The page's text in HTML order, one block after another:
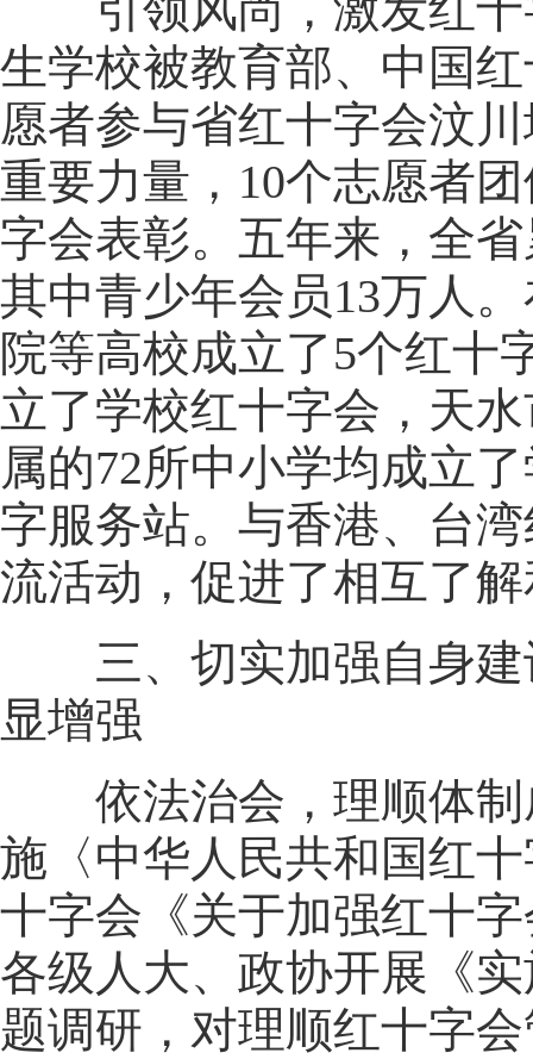
生学校被教育部、中国
愿者参与省红十字会汶
重要力量，10个志愿者
字会表彰。五年来，全
其中青少年会员13万人
院等高校成立了5个红十
立了学校红十字会，天
属的72所中小学均成立
字服务站。与香港、台
流活动，促进了相互了
三、切实加强自身建
显增强
依法治会，理顺体制
施〈中华人民共和国红
十字会《关于加强红十
各级人大、政协开展《
题调研，对理顺红十字